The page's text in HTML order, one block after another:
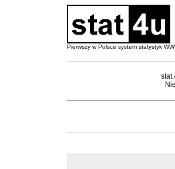
Pierwszy w Polsce system statystyk